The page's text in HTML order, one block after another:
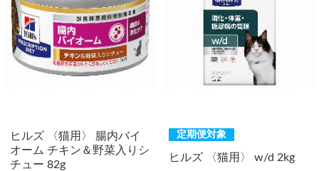
ヒルズ 〈猫用〉 腸内バイ
オーム チキン＆野菜入りシ
チュー 82g
定期便対象
ヒルズ 〈猫用〉 w/d 2kg